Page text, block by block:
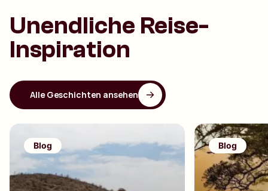
Unendliche Reise-
Inspiration
Alle Geschichten ansehen
Blog Blog